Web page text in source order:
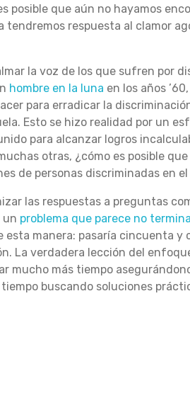
posible que aún no hayamos
tendremos respuesta al clamor
la voz de los que sufren por
hombre en la luna en los años
para erradicar la
Esto se hizo realidad por un
para alcanzar logros
otras, ¿cómo es posible
de personas discriminadas en
las respuestas a preguntas
un problema que parece no
esta manera: pasaría cincuenta
La verdadera lección del
mucho más tiempo
buscando soluciones